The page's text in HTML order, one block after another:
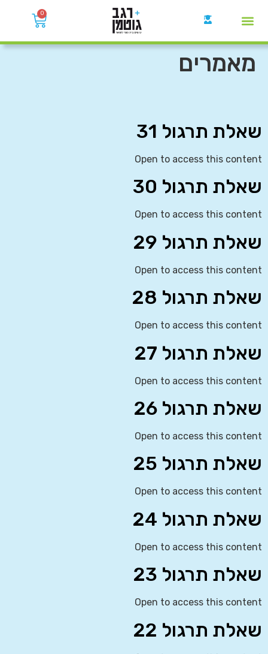
0
מאמרים
שאלת תרגול 31
Open to access this content
שאלת תרגול 30
Open to access this content
שאלת תרגול 29
Open to access this content
שאלת תרגול 28
Open to access this content
שאלת תרגול 27
Open to access this content
שאלת תרגול 26
Open to access this content
שאלת תרגול 25
Open to access this content
שאלת תרגול 24
Open to access this content
שאלת תרגול 23
Open to access this content
שאלת תרגול 22